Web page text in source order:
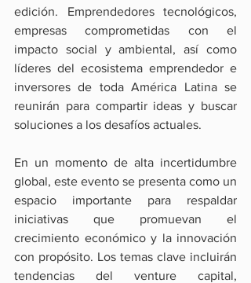
edición. Emprendedores tecnológicos,
empresas comprometidas con el
impacto social y ambiental, así como
líderes del ecosistema emprendedor e
inversores de toda América Latina se
reunirán para compartir ideas y buscar
soluciones a los desafíos actuales.
En un momento de alta incertidumbre
global, este evento se presenta como un
espacio importante para respaldar
iniciativas que promuevan el
crecimiento económico y la innovación
con propósito. Los temas clave incluirán
tendencias del venture capital,